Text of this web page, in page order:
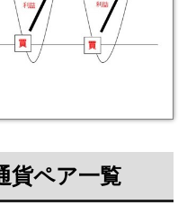
貨ペア一覧